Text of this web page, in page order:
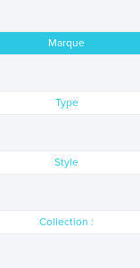
CARTES CADEAUX
IDÉE CADEAUX
BLOG
Marque
Type
Style
Collection :